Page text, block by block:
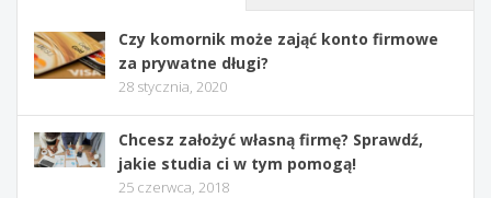
Czy komornik może zająć konto firmowe
za prywatne długi?
28 stycznia, 2020
Chcesz założyć własną firmę? Sprawdź,
jakie studia ci w tym pomogą!
25 czerwca, 2018